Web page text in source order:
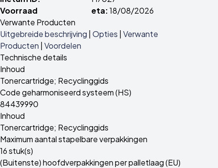
Voorraad
eta:18/08/2026
Verwante Producten
Uitgebreide beschrijving Opties Verwante
Producten Voordelen
Technische details
Inhoud
Tonercartridge; Recyclinggids
Code geharmoniseerd systeem (HS)
84439990
Inhoud
Tonercartridge; Recyclinggids
Maximum aantal stapelbare verpakkingen
16 stuk(s)
(Buitenste) hoofdverpakkingen per palletlaag (EU)